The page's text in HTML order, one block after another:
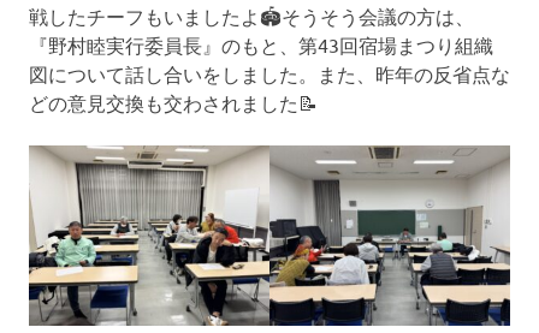
戦したチーフもいましたよ🏟️そうそう会議の方は、
『野村睦実行委員長』のもと、第43回宿場まつり組織
図について話し合いをしました。また、昨年の反省点な
どの意見交換も交わされました📝